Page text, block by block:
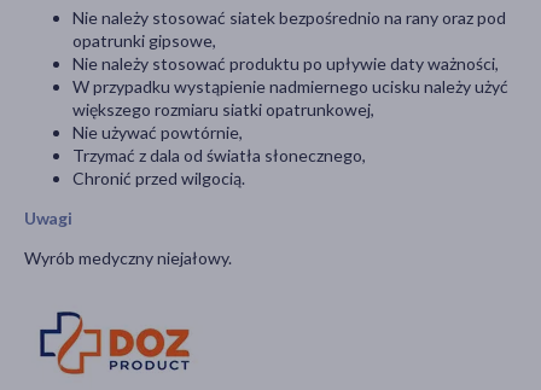
Nie należy stosować siatek bezpośrednio na rany oraz pod
opatrunki gipsowe,
Nie należy stosować produktu po upływie daty ważności,
W przypadku wystąpienie nadmiernego ucisku należy użyć
większego rozmiaru siatki opatrunkowej,
Nie używać powtórnie,
Trzymać z dala od światła słonecznego,
Chronić przed wilgocią.
Uwagi
Wyrób medyczny niejałowy.